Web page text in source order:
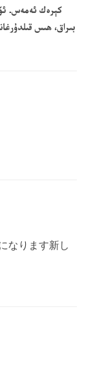
كېرەك ئەمەس.
بىراق، ھىس
なります新し